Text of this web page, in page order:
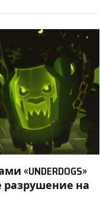
«UNDERDOGS»
разрушение на